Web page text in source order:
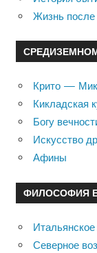
Жизнь после
Крито —
Кикладская
Богу
Искусство
Афины
ФИЛОСОФИЯ
Северное